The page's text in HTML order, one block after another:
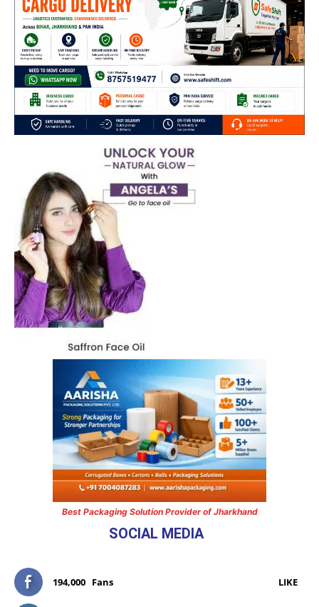
Best Packaging Solution Provider of Jharkhand
SOCIAL MEDIA
194,000 Fans LIKE